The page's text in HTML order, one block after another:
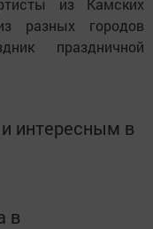
из Камских
разных городов
праздничной
интересным в
в